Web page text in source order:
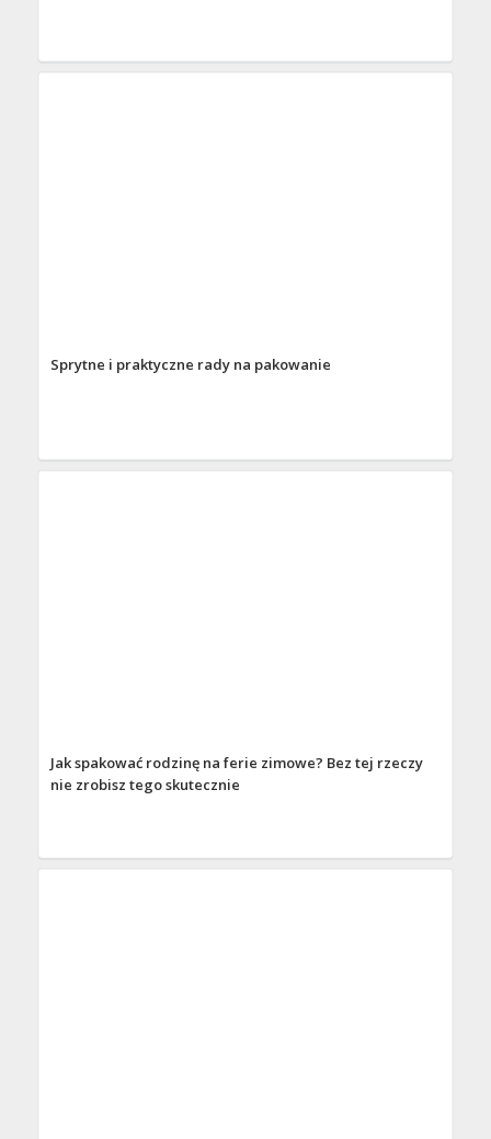
Sprytne i praktyczne rady na pakowanie
Jak spakować rodzinę na ferie zimowe? Bez tej rzeczy
nie zrobisz tego skutecznie